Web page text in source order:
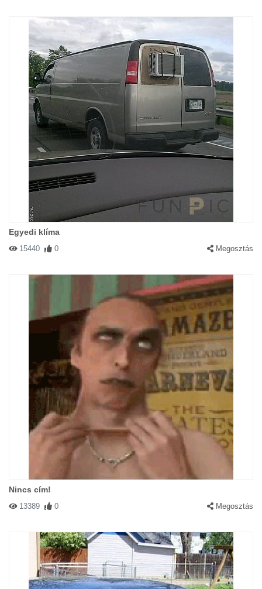
Egyedi klíma
15440 0 Megosztás
Nincs cím!
13389 0 Megosztás